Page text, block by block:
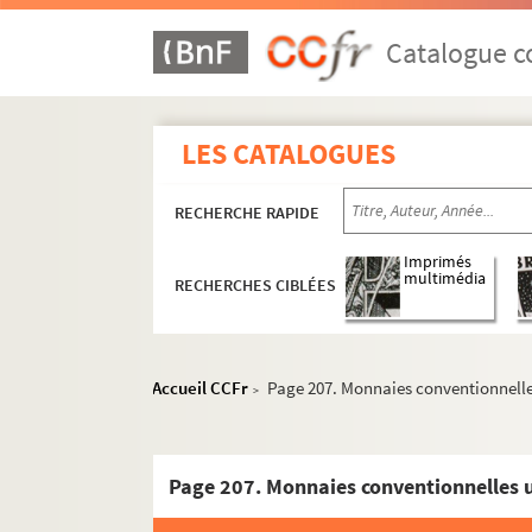
Catalogue
LES CATALOGUES
RECHERCHE RAPIDE
RECHERCHES CIBLÉES
Imprimés
multimédia
Accueil CCFr > Page 207. Monnaies
Page 207. Monnaies
Page 23. Copie des lettres patentes
Page 24. Observations relatives à une
Page 36. Requête des laboureurs
Page 47. Mémoire sur Honnecourt
Page 51. Mémoire en faveur de prêtres,
Page 65. Démêlés du mayeur et du
Page 68. Inventaire des titres
Page 71. Extrait du testament de
Page 123. Liste de certains noms de
Page 136. Dictons les plus en usage de